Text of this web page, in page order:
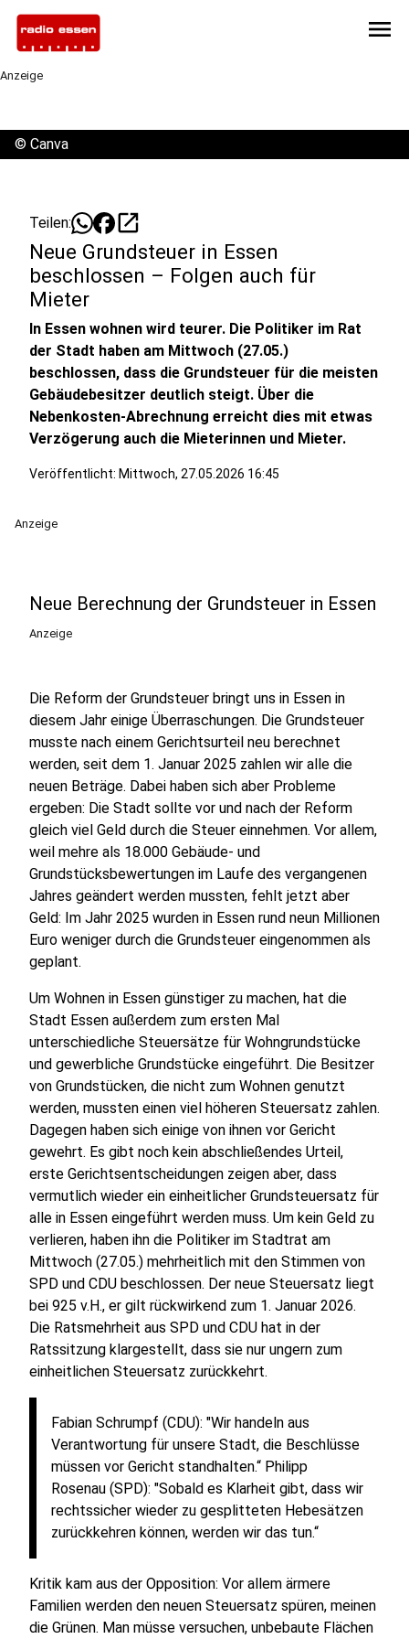
menu
Anzeige
© Canva
Teilen: open_in_new
Neue Grundsteuer in Essen
beschlossen – Folgen auch für
Mieter
In Essen wohnen wird teurer. Die Politiker im Rat
der Stadt haben am Mittwoch (27.05.)
beschlossen, dass die Grundsteuer für die meisten
Gebäudebesitzer deutlich steigt. Über die
Nebenkosten-Abrechnung erreicht dies mit etwas
Verzögerung auch die Mieterinnen und Mieter.
Veröffentlicht: Mittwoch, 27.05.2026 16:45
Anzeige
Neue Berechnung der Grundsteuer in Essen
Anzeige
Die Reform der Grundsteuer bringt uns in Essen in
diesem Jahr einige Überraschungen. Die Grundsteuer
musste nach einem Gerichtsurteil neu berechnet
werden, seit dem 1. Januar 2025 zahlen wir alle die
neuen Beträge. Dabei haben sich aber Probleme
ergeben: Die Stadt sollte vor und nach der Reform
gleich viel Geld durch die Steuer einnehmen. Vor allem,
weil mehre als 18.000 Gebäude- und
Grundstücksbewertungen im Laufe des vergangenen
Jahres geändert werden mussten, fehlt jetzt aber
Geld: Im Jahr 2025 wurden in Essen rund neun Millionen
Euro weniger durch die Grundsteuer eingenommen als
geplant.
Um Wohnen in Essen günstiger zu machen, hat die
Stadt Essen außerdem zum ersten Mal
unterschiedliche Steuersätze für Wohngrundstücke
und gewerbliche Grundstücke eingeführt. Die Besitzer
von Grundstücken, die nicht zum Wohnen genutzt
werden, mussten einen viel höheren Steuersatz zahlen.
Dagegen haben sich einige von ihnen vor Gericht
gewehrt. Es gibt noch kein abschließendes Urteil,
erste Gerichtsentscheidungen zeigen aber, dass
vermutlich wieder ein einheitlicher Grundsteuersatz für
alle in Essen eingeführt werden muss. Um kein Geld zu
verlieren, haben ihn die Politiker im Stadtrat am
Mittwoch (27.05.) mehrheitlich mit den Stimmen von
SPD und CDU beschlossen. Der neue Steuersatz liegt
bei 925 v.H., er gilt rückwirkend zum 1. Januar 2026.
Die Ratsmehrheit aus SPD und CDU hat in der
Ratssitzung klargestellt, dass sie nur ungern zum
einheitlichen Steuersatz zurückkehrt.
Fabian Schrumpf (CDU): "Wir handeln aus
Verantwortung für unsere Stadt, die Beschlüsse
müssen vor Gericht standhalten.“ Philipp
Rosenau (SPD): "Sobald es Klarheit gibt, dass wir
rechtssicher wieder zu gesplitteten Hebesätzen
zurückkehren können, werden wir das tun.“
Kritik kam aus der Opposition: Vor allem ärmere
Familien werden den neuen Steuersatz spüren, meinen
die Grünen. Man müsse versuchen, unbebaute Flächen